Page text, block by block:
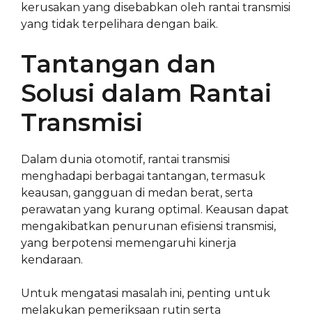
kerusakan yang disebabkan oleh rantai transmisi
yang tidak terpelihara dengan baik.
Tantangan dan
Solusi dalam Rantai
Transmisi
Dalam dunia otomotif, rantai transmisi
menghadapi berbagai tantangan, termasuk
keausan, gangguan di medan berat, serta
perawatan yang kurang optimal. Keausan dapat
mengakibatkan penurunan efisiensi transmisi,
yang berpotensi memengaruhi kinerja
kendaraan.
Untuk mengatasi masalah ini, penting untuk
melakukan pemeriksaan rutin serta